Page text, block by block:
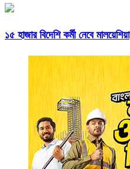
১৫ হাজার বিদেশি কর্মী নেবে মালয়েশিয়া